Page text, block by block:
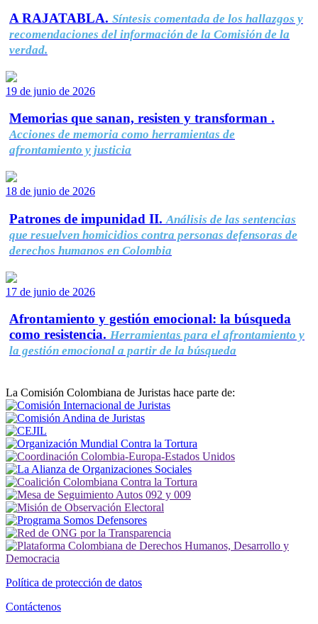
A RAJATABLA. Síntesis comentada de los hallazgos y
recomendaciones del información de la Comisión de la
verdad.
19 de junio de 2026
Memorias que sanan, resisten y transforman .
Acciones de memoria como herramientas de
afrontamiento y justicia
18 de junio de 2026
Patrones de impunidad II. Análisis de las sentencias
que resuelven homicidios contra personas defensoras de
derechos humanos en Colombia
17 de junio de 2026
Afrontamiento y gestión emocional: la búsqueda
como resistencia. Herramientas para el afrontamiento y
la gestión emocional a partir de la búsqueda
La Comisión Colombiana de Juristas hace parte de:
Política de protección de datos
Contáctenos